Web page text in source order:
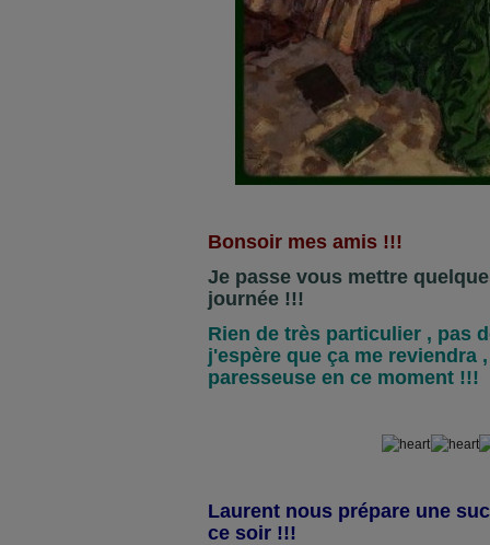
Bonsoir mes amis !!!
Je passe vous mettre
journée !!!
Rien de très particulier , pas
j'espère que ça me reviendra
paresseuse en ce moment !!!
Laurent nous prépare une
ce soir !!!